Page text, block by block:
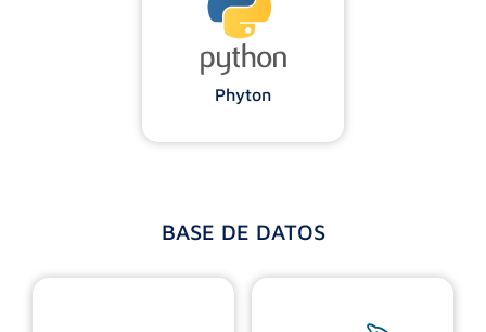
Phyton
BASE DE DATOS